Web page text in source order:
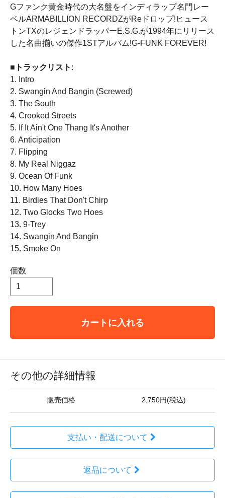
Gファンク黄金時代の大名盤をインディラップ名門レー
ベルARMABILLION RECORDZがReドロップ!ヒュース
トンTXのレジェンドラッパーE.S.G.が1994年にリリース
した名曲揃いの傑作1STアルバム!G-FUNK FOREVER!
■トラックリスト :
1. Intro
2. Swangin And Bangin (Screwed)
3. The South
4. Crooked Streets
5. If It Ain't One Thang It's Another
6. Anticipation
7. Flipping
8. My Real Niggaz
9. Ocean Of Funk
10. How Many Hoes
11. Birdies That Don't Chirp
12. Two Glocks Two Hoes
13. 9-Trey
14. Swangin And Bangin
15. Smoke On
個数
カートに入れる
その他の詳細情報
販売価格 2,750円(税込)
支払い・配送について
返品について